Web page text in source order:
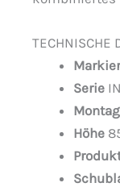
TECHNISCHE
Serie
Höhe